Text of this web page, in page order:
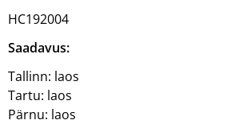
HC192004
Saadavus:
Tallinn: laos
Tartu: laos
Pärnu: laos